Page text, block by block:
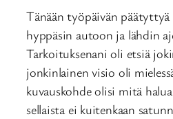
Tänään työpäivän
hyppäsin autoon ja lähdin
Tarkoituksenani oli etsiä
jonkinlainen visio oli
kuvauskohde olisi mitä
sellaista ei kuitenkaan